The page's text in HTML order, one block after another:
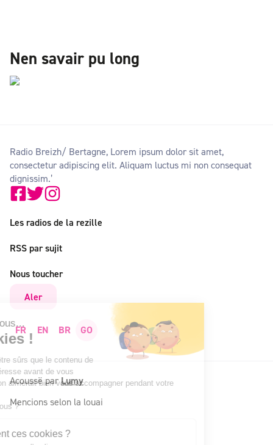
Nen savair pu long
Radio Breizh/ Bertagne, Lorem ipsum dolor sit amet,
consectetur adipiscing elit. Aliquam luctus mi non consequat
dignissim.’
Les radios de la rezille
RSS par sujit
Nous toucher
Aler
FR EN BR GO
Acoussë parLumy
Mencions selon la louai
c'est nous...
Cookies !
d'être sûrs que le contenu de
vous intéresse avant de vous
mais on aimerait bien vous accompagner pendant votre
pour vous ?
servent ces cookies ?